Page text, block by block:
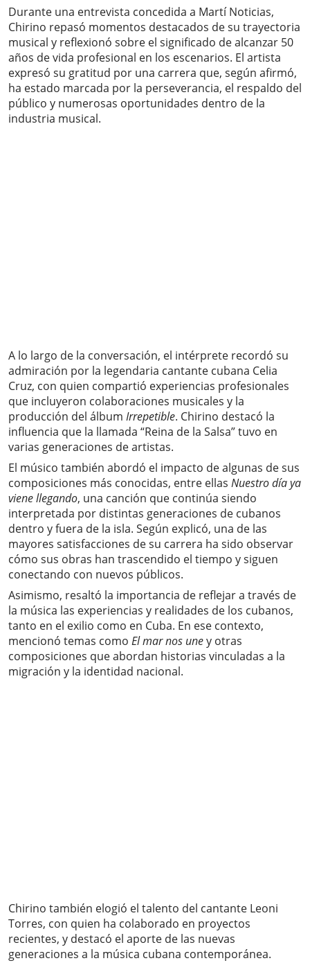
Durante una entrevista concedida a Martí Noticias,
Chirino repasó momentos destacados de su trayectoria
musical y reflexionó sobre el significado de alcanzar 50
años de vida profesional en los escenarios. El artista
expresó su gratitud por una carrera que, según afirmó,
ha estado marcada por la perseverancia, el respaldo del
público y numerosas oportunidades dentro de la
industria musical.
A lo largo de la conversación, el intérprete recordó su
admiración por la legendaria cantante cubana Celia
Cruz, con quien compartió experiencias profesionales
que incluyeron colaboraciones musicales y la
producción del álbum Irrepetible. Chirino destacó la
influencia que la llamada “Reina de la Salsa” tuvo en
varias generaciones de artistas.
El músico también abordó el impacto de algunas de sus
composiciones más conocidas, entre ellas Nuestro día ya
viene llegando, una canción que continúa siendo
interpretada por distintas generaciones de cubanos
dentro y fuera de la isla. Según explicó, una de las
mayores satisfacciones de su carrera ha sido observar
cómo sus obras han trascendido el tiempo y siguen
conectando con nuevos públicos.
Asimismo, resaltó la importancia de reflejar a través de
la música las experiencias y realidades de los cubanos,
tanto en el exilio como en Cuba. En ese contexto,
mencionó temas como El mar nos uney otras
composiciones que abordan historias vinculadas a la
migración y la identidad nacional.
Chirino también elogió el talento del cantante Leoni
Torres, con quien ha colaborado en proyectos
recientes, y destacó el aporte de las nuevas
generaciones a la música cubana contemporánea.